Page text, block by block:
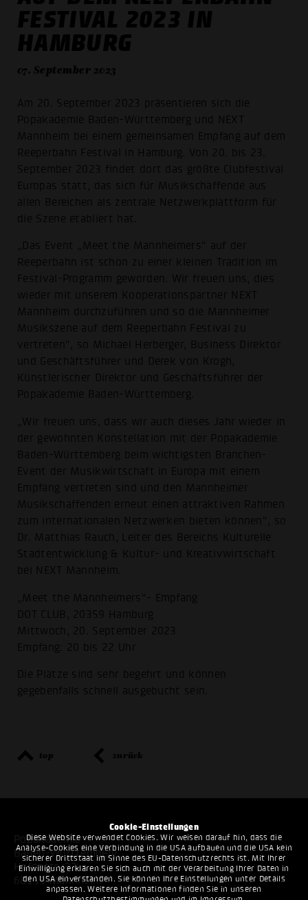
Cookie-Einstellungen
Diese Website verwendet Cookies. Wir weisen darauf hin, dass die
Analyse-Cookies eine Verbindung in die USA aufbauen und die USA kein
sicherer Drittstaat im Sinne des EU-Datenschutzrechts ist. Mit Ihrer
Einwilligung erklären Sie sich auch mit der Verarbeitung Ihrer Daten in
den USA einverstanden. Sie können Ihre Einstellungen unter Details
anpassen. Weitere Informationen finden Sie in unseren
FESTIVAL 2023 IN
HAMBURG
07. September 2023
Am 20. September 2023 präsentieren sich die
Popakademie Baden-Württemberg und NEXT
Mannheim bei einem gemeinsamen Empfang auf dem
Reeperbahn Festival in Hamburg. Von 20. bis 23.
September 2023 findet dort das größte Clubfestival
Europas statt, das sich für Musikschaffende aus
allen Bereichen als zentrale Netzwerkplattform für
die Szene etabliert hat.
„Das Event „Meet the Mannheimers“ auf der
Reeperbahn ist schon zu einer kleinen Tradition im
Festival-Programm geworden. Wir freuen uns, dies
wieder mit unserem Kooperationspartner NEXT
Mannheim durchzuführen und so die Mannheimer
Musikszene auf dem Reeperbahn Festival zu
vertreten“, so Michael Herberger, Business Direktor
und Geschäftsführer und Derek von Krogh,
Künstlerischer Direktor und Geschäftsführer der
Popakademie Baden-Württemberg.
„Wir freuen uns, dass wir auch dieses Jahr wieder in
der gewohnten Konstellation mit der Popakademie
Baden-Württemberg beim wichtigsten Branchen-
Event der Musikwirtschaft in Europa mit einem
Empfang vertreten sind und den Mannheimer
Musikschaffenden erneut einen attraktiven Rahmen
zum internationalen Netzwerken bieten können“, so
Dr. Matthias Rauch, Leiter des Bereichs Kulturelle
Stadtentwicklung & Kultur- und Kreativwirtschaft
bei NEXT Mannheim.
„Meet the Mannheimers“- Empfang
DOT CLUB, 20359 Hamburg
Mittwoch, 20. September 2023
Empfang: 20 bis 22 Uhr
Die Plätze sind sehr begehrt und können
gegebenfalls schnell ausgebucht sein.
top zurück
Popakademie
Baden-Württemberg
Hafenstr. 33
68159 Mannheim